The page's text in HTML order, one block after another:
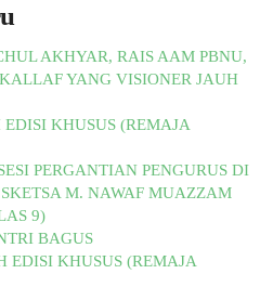
AKHYAR, RAIS AAM PBNU,
YANG VISIONER JAUH
KHUSUS (REMAJA
PERGANTIAN PENGURUS DI
M. NAWAF MUAZZAM
9)
BAGUS
EDISI KHUSUS (REMAJA